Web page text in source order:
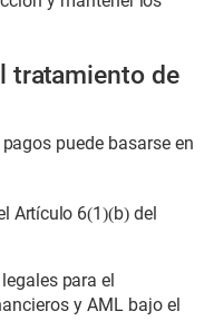
tratamiento de
puede basarse en
Artículo 6(1)(b) del
para el
y AML bajo el